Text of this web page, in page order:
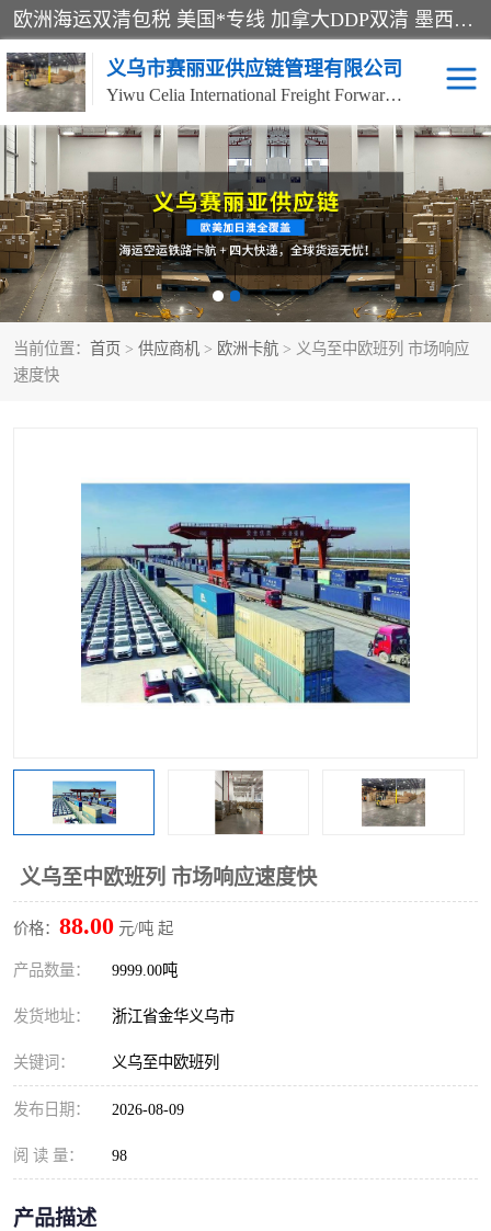
欧洲海运双清包税 美国*专线 加拿大DDP双清 墨西哥跨境空运 澳大利亚专线物流 跨境电商物流服务 国际快递到门服务 海运*渠道 一站式跨境物流解决方案 TikTok/SHEIN专线 电商平台FBA头程运输 国际铁路运输欧洲 UPS/DDHL/联邦快递跨境 美国双清到门物流 跨境*运输
义乌市赛丽亚供应链管理有限公司
Yiwu Celia International Freight Forwarding Co., Ltd
当前位置： 首页 > 供应商机 > 欧洲卡航 > 义乌至中欧班列 市场响应
速度快
义乌至中欧班列 市场响应速度快
价格： 88.00 元/吨 起
产品数量： 9999.00吨
发货地址： 浙江省金华义乌市
关键词： 义乌至中欧班列
发布日期： 2026-08-09
阅 读 量： 98
产品描述
美森快船 欧洲卡航
加拿大海运/空运-双清到
门
澳大利亚海运/空运-双清
到门
墨西哥海运/空运-双清到
门